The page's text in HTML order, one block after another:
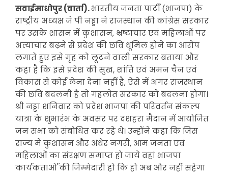
सवाईमाधोपुर (वार्ता).भारतीय जनता पार्टी (भाजपा) के
राष्ट्रीय अध्यक्ष जे पी नड्डा ने राजस्थान की कांग्रेस सरकार
पर उसके शासन में कुशासन, भ्रष्टाचार एवं महिलाओं पर
अत्याचार बढ़ने से प्रदेश की छवि धूमिल होने का आरोप
लगाते हुए इसे गृह को लूटने वाली सरकार बताया और
कहा है कि इसे प्रदेश की सुख, शांति एवं अमन चैन एवं
विकास से कोई लेना देना नहीं है, ऐसे में अगर राजस्थान
की छवि बदलनी है तो गहलोत सरकार को बदलना होगा।
श्री नड्डा शनिवार को प्रदेश भाजपा की परिवर्तन संकल्प
यात्रा के शुभारंभ के अवसर पर दशहरा मैदान में आयोजित
जन सभा को संबोधित कर रहे थे। उन्होंने कहा कि जिस
राज्य में कुशासन और अंधेर नगरी, आम जनता एवं
महिलाओं का संरक्षण समाप्त हो जाये वहां भाजपा
कार्यकतार्ओं की जिम्मेदारी हो कि हो अब और नहीं सहेगा